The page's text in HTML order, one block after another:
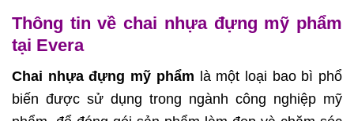
Thông tin về chai nhựa đựng mỹ phẩm
tại Evera
Chai nhựa đựng mỹ phẩm là một loại bao bì phổ
biến được sử dụng trong ngành công nghiệp mỹ